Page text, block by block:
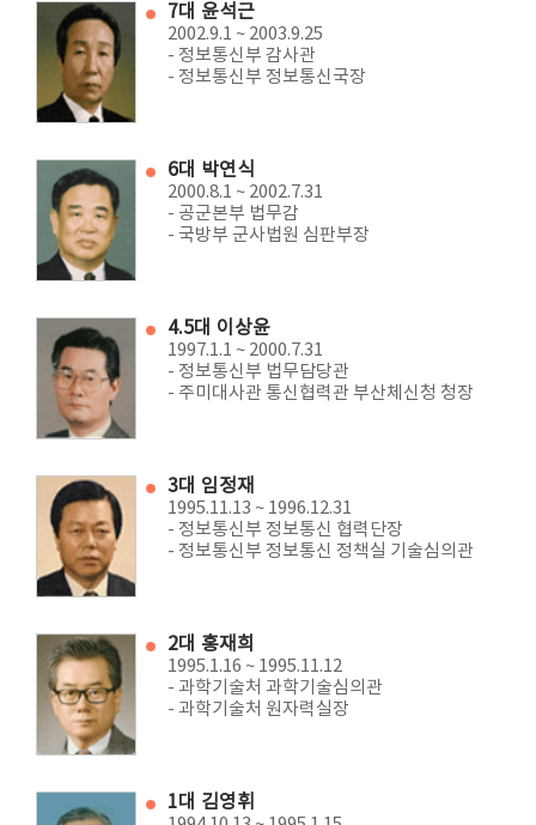
7대 윤석근
2002.9.1 ~ 2003.9.25
- 정보통신부 감사관
- 정보통신부 정보통신국장
6대 박연식
2000.8.1 ~ 2002.7.31
- 공군본부 법무감
- 국방부 군사법원 심판부장
4.5대 이상윤
1997.1.1 ~ 2000.7.31
- 정보통신부 법무담당관
- 주미대사관 통신협력관 부산체신청 청장
3대 임정재
1995.11.13 ~ 1996.12.31
- 정보통신부 정보통신 협력단장
- 정보통신부 정보통신 정책실 기술심의관
2대 홍재희
1995.1.16 ~ 1995.11.12
- 과학기술처 과학기술심의관
- 과학기술처 원자력실장
1대 김영휘